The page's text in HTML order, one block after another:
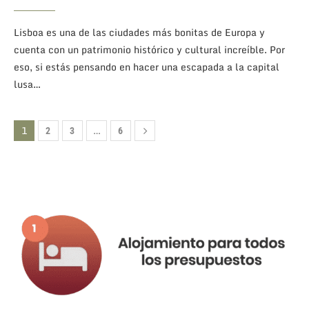
Lisboa es una de las ciudades más bonitas de Europa y
cuenta con un patrimonio histórico y cultural increíble. Por
eso, si estás pensando en hacer una escapada a la capital
lusa…
1 2 3 … 6